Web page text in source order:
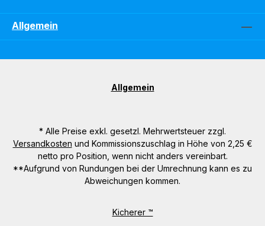
Allgemein
Allgemein
* Alle Preise exkl. gesetzl. Mehrwertsteuer zzgl.
Versandkosten und Kommissionszuschlag in Höhe von 2,25 €
netto pro Position, wenn nicht anders vereinbart.
**Aufgrund von Rundungen bei der Umrechnung kann es zu
Abweichungen kommen.
Kicherer ™